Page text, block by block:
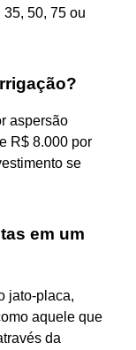
50, 75 ou
aspersão
R$ 8.000 por
se
em um
jato-placa,
aquele que
da